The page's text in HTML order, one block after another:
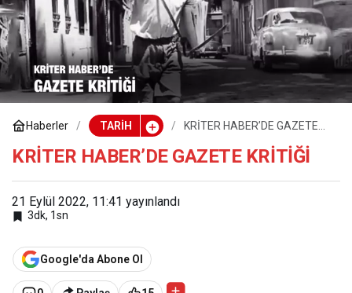
Haberler TARİH
KRİTER HABER’DE GAZETE
KRİTER HABER’DE GAZETE KRİTİĞİ
21 Eylül 2022, 11:41 yayınlandı
3dk, 1sn
Google'da Abone Ol